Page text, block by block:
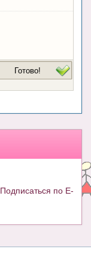
Подписаться по E-